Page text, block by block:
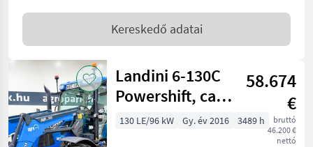
Kereskedő adatai
Landini 6-130C
Powershift, cab
suspension,
58.674
€
bruttó
46.200 €
nettó
130 LE/96 kW Gy. év 2016 3489 h